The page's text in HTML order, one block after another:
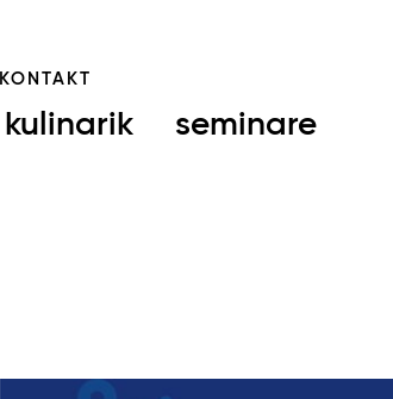
KONTAKT
kulinarik seminare